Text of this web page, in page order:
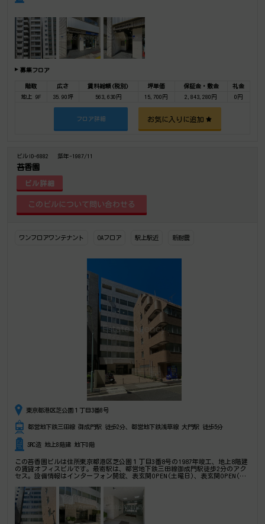
募集フロア
階数 広さ 賃料総額(税別) 坪単価 保証金・敷金
礼金
地上 9F
35.90坪 563,630円 15,700円 2,843,280円 0円
フロア詳細 お気に入りに追加
ビルID-6882 築年-1987/11
苔香園
ビル詳細
ワンフロアワンテナント OAフロア 駅上駅近 新耐震
東京都港区芝公園１丁目3番8号
都営地下鉄三田線 御成門駅 徒歩2分、都営地下鉄浅草線 大門駅 徒歩5分
SRC造 地上8階建 地下0階
この苔香園ビルは住所東京都港区芝公園１丁目3番8号の1987年竣工、地上8階建
の賃貸オフィスビルです。最寄駅は、都営地下鉄三田線御成門駅徒歩2分のアク
セス。設備情報はインターフォン開錠、表玄関OPEN(土曜日)、表玄関OPEN(日
線、OAフロア、室内水回り、天井高2.6以上、部屋セキュリティ、1フロア1テナ
ント。是非一度ご内覧下さいませ！ その他、事務所、オフィス移転、不動産の
事なら何でもお気軽にご相談下さい。